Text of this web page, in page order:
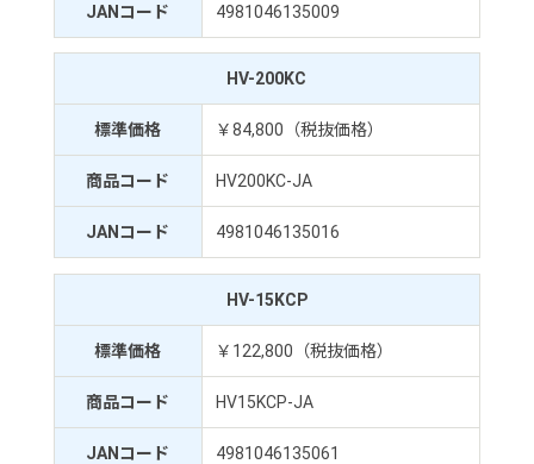
JANコード 4981046135009
HV-200KC
標準価格 ￥84,800（税抜価格）
商品コード HV200KC-JA
JANコード 4981046135016
HV-15KCP
標準価格 ￥122,800（税抜価格）
商品コード HV15KCP-JA
JANコード 4981046135061